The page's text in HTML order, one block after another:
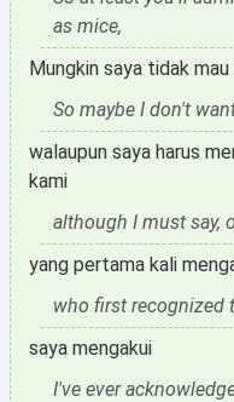
as mice,
Mungkin saya tidak
So maybe I don't
walaupun saya harus
kami
although I must say,
yang pertama kali
who first recognized
saya mengakui
I've ever